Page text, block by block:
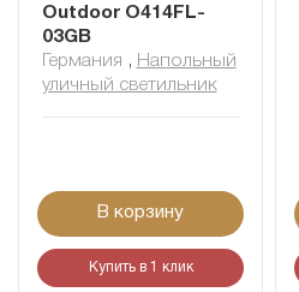
Outdoor O414FL-
03GB
Германия , Напольный
уличный светильник
В корзину
Купить в 1 клик